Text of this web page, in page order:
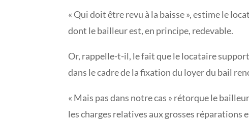
« Qui doit être revu à la baisse », estime le
dont le bailleur est, en principe, redevable.
Or, rappelle-t-il, le fait que le locataire
dans le cadre de la fixation du loyer du bail
« Mais pas dans notre cas » rétorque le
les charges relatives aux grosses réparations